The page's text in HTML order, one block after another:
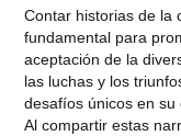
Contar historias de la
fundamental para
aceptación de la
las luchas y los
desafíos únicos en su
Al compartir estas